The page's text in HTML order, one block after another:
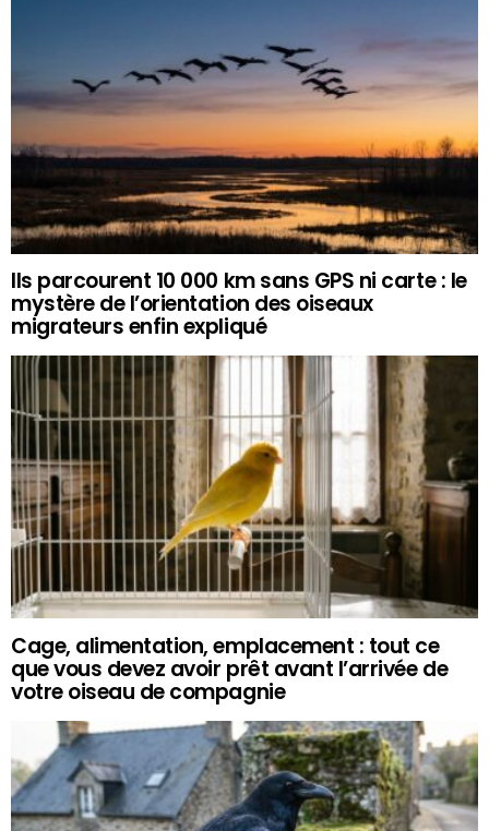
Ils parcourent 10 000 km sans GPS ni carte : le
mystère de l’orientation des oiseaux
migrateurs enfin expliqué
Cage, alimentation, emplacement : tout ce
que vous devez avoir prêt avant l’arrivée de
votre oiseau de compagnie